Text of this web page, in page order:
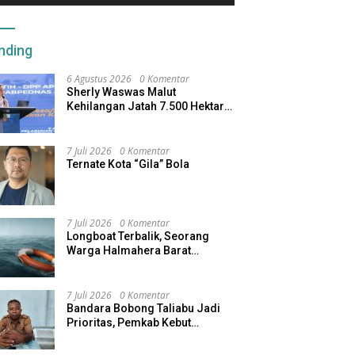
6 Agustus 2026 0 Komentar
Sherly Waswas Malut
Kehilangan Jatah 7.500 Hektare
7 Juli 2026 0 Komentar
Ternate Kota “Gila” Bola
7 Juli 2026 0 Komentar
Longboat Terbalik, Seorang
Warga Halmahera Barat
7 Juli 2026 0 Komentar
Bandara Bobong Taliabu Jadi
Prioritas, Pemkab Kebut